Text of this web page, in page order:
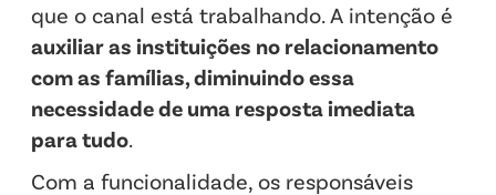
que o canal está trabalhando. A intenção é
auxiliar as instituições no relacionamento
com as famílias, diminuindo essa
necessidade de uma resposta imediata
para tudo.
Com a funcionalidade, os responsáveis